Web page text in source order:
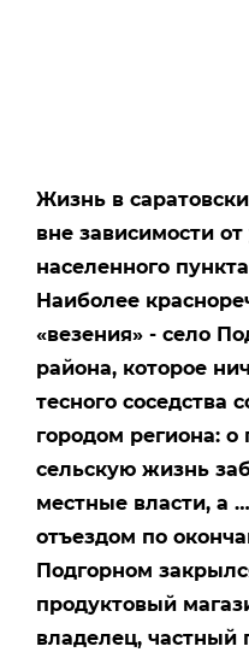
Жизнь в
вне зависимости
населенного
Наиболее
«везения» - село
района, которое
тесного соседства
городом региона: о
сельскую жизнь
местные власти, а
отъездом по
Подгорном
продуктовый
владелец, частный